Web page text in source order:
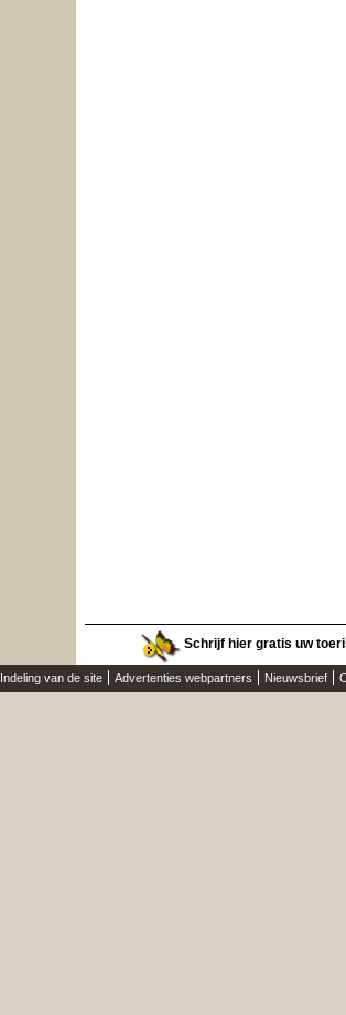
Schrijf hier gratis uw
Indeling van de site Advertenties webpartners Nieuwsbrief